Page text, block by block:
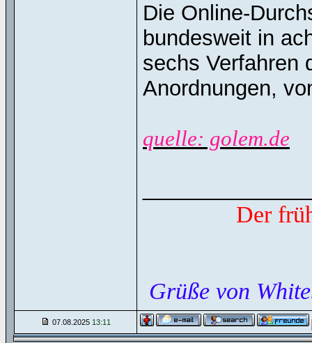
Die Online-
bundesweit in
sechs Verfahren
Anordnungen,
quelle: golem.de
Der
Grüße von
07.08.2025 13:11